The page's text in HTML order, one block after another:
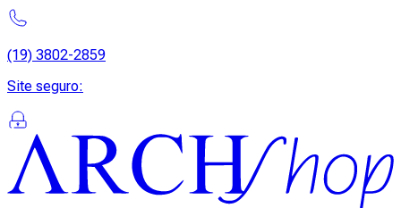
(19) 3802-2859
Site seguro: